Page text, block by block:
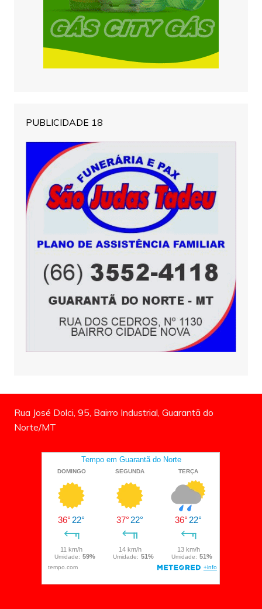
PUBLICIDADE 18
Rua José Dolci, 95, Bairro Industrial, Guarantã do
Norte/MT